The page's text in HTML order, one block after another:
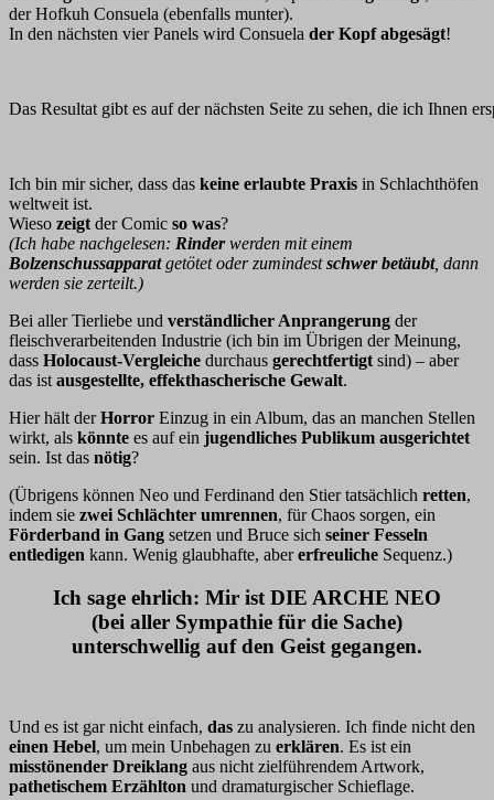
der Hofkuh Consuela (ebenfalls munter).
In den nächsten vier Panels wird Consuela der Kopf abgesägt!
Das Resultat gibt es auf der nächsten Seite zu sehen, die ich Ihnen
Ich bin mir sicher, dass das keine erlaubte Praxis in Schlachthöfen
weltweit ist.
Wieso zeigt der Comic so was?
(Ich habe nachgelesen: Rinderwerden mit einem
Bolzenschussapparatgetötet oder zumindestschwer betäubt, dann
werden sie zerteilt.)
Bei aller Tierliebe und verständlicher Anprangerung der
fleischverarbeitenden Industrie (ich bin im Übrigen der Meinung,
dass Holocaust-Vergleiche durchaus gerechtfertigt sind) – aber
das ist ausgestellte, effekthascherische Gewalt.
Hier hält derHorror Einzug in ein Album, das an manchen Stellen
wirkt, als könnte es auf ein jugendliches Publikum ausgerichtet
sein. Ist das nötig?
(Übrigens können Neo und Ferdinand den Stier tatsächlich retten,
indem sie zwei Schlächter umrennen, für Chaos sorgen, ein
Förderband in Gang setzen und Bruce sich seiner Fesseln
entledigen kann. Wenig glaubhafte, abererfreuliche Sequenz.)
Ich sage ehrlich: Mir ist DIE ARCHE NEO
(bei aller Sympathie für die Sache)
unterschwellig auf den Geist gegangen.
Und es ist gar nicht einfach, das zu analysieren. Ich finde nicht den
einen Hebel, um mein Unbehagen zu erklären. Es ist ein
misstönender Dreiklang aus nicht zielführendem Artwork,
pathetischem Erzählton und dramaturgischer Schieflage.